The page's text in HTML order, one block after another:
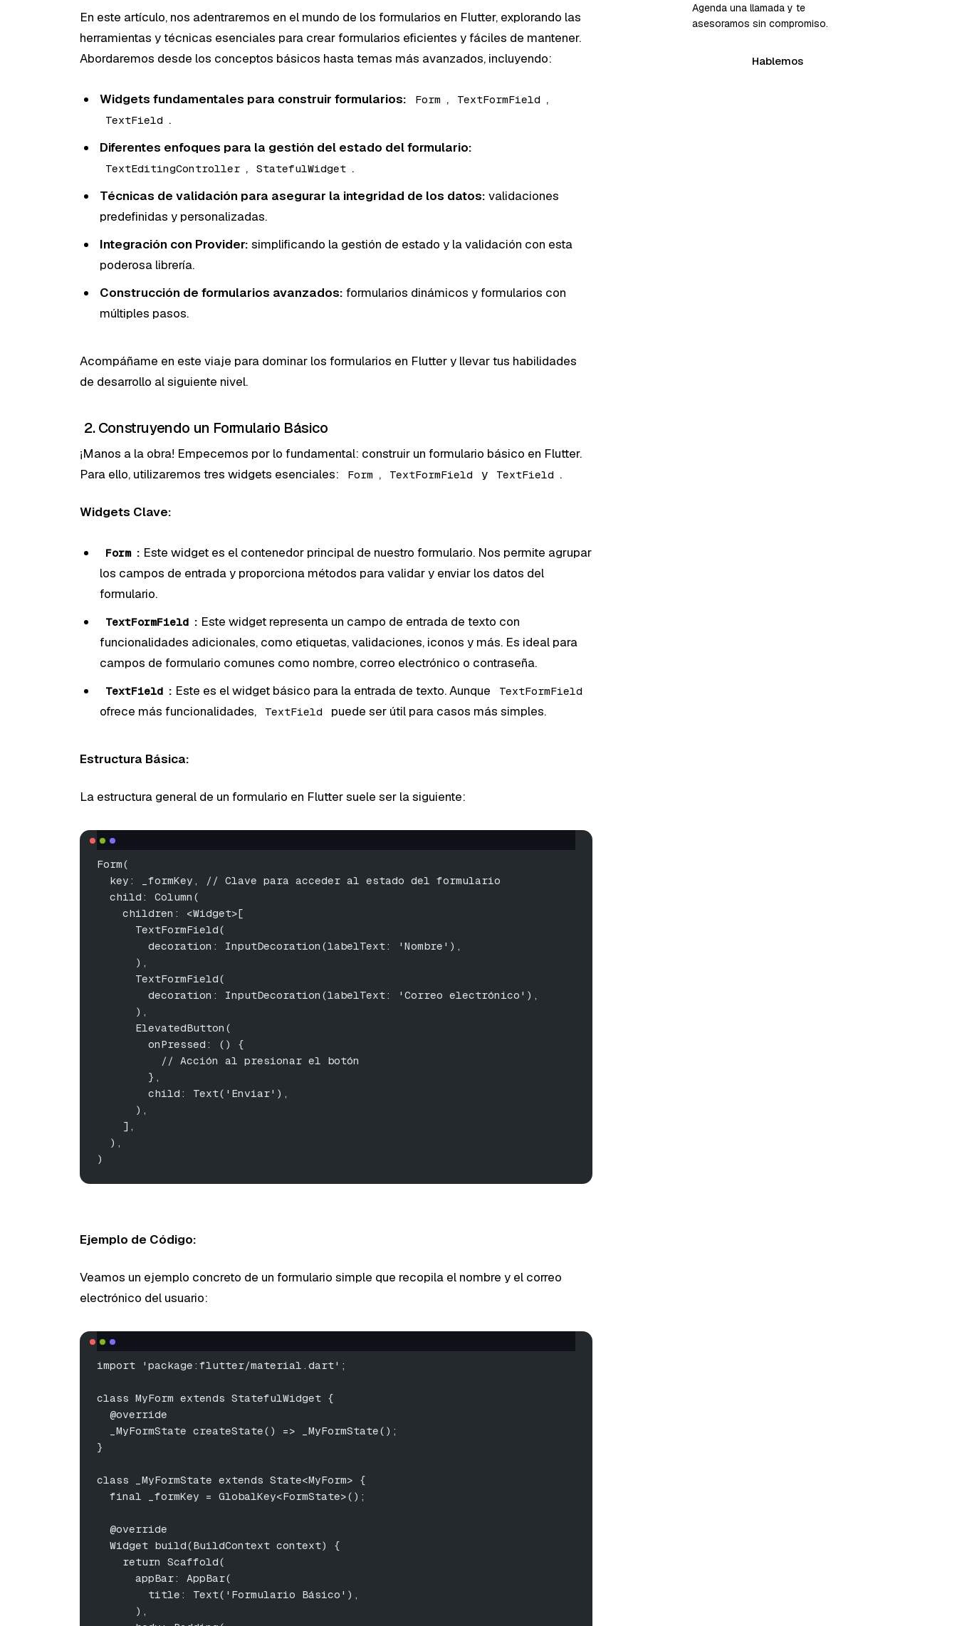
En este artículo, nos adentraremos en el mundo de los formularios en Flutter, explorando las
herramientas y técnicas esenciales para crear formularios eficientes y fáciles de mantener.
Abordaremos desde los conceptos básicos hasta temas más avanzados, incluyendo:
Widgets fundamentales para construir formularios: Form , TextFormField ,
TextField .
Diferentes enfoques para la gestión del estado del formulario:
TextEditingController , StatefulWidget .
Técnicas de validación para asegurar la integridad de los datos: validaciones
predefinidas y personalizadas.
Integración con Provider: simplificando la gestión de estado y la validación con esta
poderosa librería.
Construcción de formularios avanzados: formularios dinámicos y formularios con
múltiples pasos.
Acompáñame en este viaje para dominar los formularios en Flutter y llevar tus habilidades
de desarrollo al siguiente nivel.
2. Construyendo un Formulario Básico
¡Manos a la obra! Empecemos por lo fundamental: construir un formulario básico en Flutter.
Para ello, utilizaremos tres widgets esenciales:
Form , TextFormField y TextField .
Widgets Clave:
Form : Este widget es el contenedor principal de nuestro formulario. Nos permite agrupar
los campos de entrada y proporciona métodos para validar y enviar los datos del
formulario.
TextFormField : Este widget representa un campo de entrada de texto con
funcionalidades adicionales, como etiquetas, validaciones, iconos y más. Es ideal para
campos de formulario comunes como nombre, correo electrónico o contraseña.
TextField : Este es el widget básico para la entrada de texto. Aunque TextFormField
ofrece más funcionalidades, TextField puede ser útil para casos más simples.
Estructura Básica:
La estructura general de un formulario en Flutter suele ser la siguiente:
Form(
  key: _formKey, // Clave para acceder al estado del formulario
  child: Column(
    children: <Widget>[
      TextFormField(
        decoration: InputDecoration(labelText: 'Nombre'),
      ),
      TextFormField(
        decoration: InputDecoration(labelText: 'Correo electrónico'),
      ),
      ElevatedButton(
        onPressed: () {
          // Acción al presionar el botón
        },
        child: Text('Enviar'),
      ),
    ],
  ),
)
Ejemplo de Código:
Veamos un ejemplo concreto de un formulario simple que recopila el nombre y el correo
electrónico del usuario:
import 'package:flutter/material.dart';
class MyForm extends StatefulWidget {
  @override
  _MyFormState createState() => _MyFormState();
}
class _MyFormState extends State<MyForm> {
  final _formKey = GlobalKey<FormState>();
  @override
  Widget build(BuildContext context) {
    return Scaffold(
      appBar: AppBar(
        title: Text('Formulario Básico'),
      ),
Agenda una llamada y te
asesoramos sin compromiso.
Hablemos